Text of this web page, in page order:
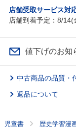
店舗受取サービス対
店舗到着予定：8/
値下げのお知
中古商品の品質・
返品について
児童書 歴史学習漫